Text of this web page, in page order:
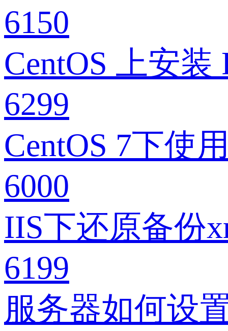
6150
CentOS 上安
6299
CentOS 7下使
6000
IIS下还原备份
6199
服务器如何设